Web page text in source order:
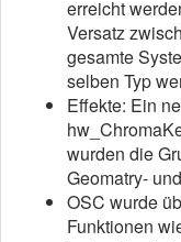
erreicht
Versatz
gesamte
selben Typ
Effekte: Ein
wurden die
Geomatry-
OSC wurde
Funktionen